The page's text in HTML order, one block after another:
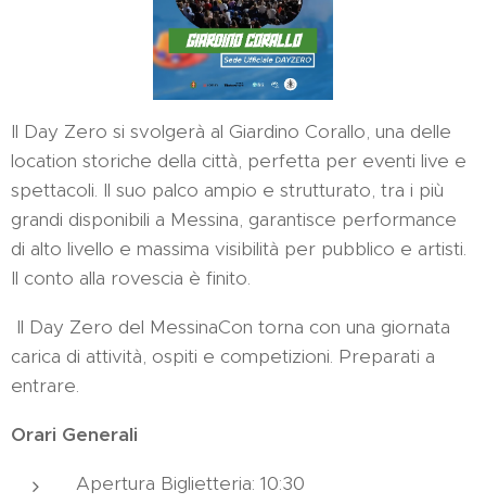
Il Day Zero si svolgerà al Giardino Corallo, una delle
location storiche della città, perfetta per eventi live e
spettacoli. Il suo palco ampio e strutturato, tra i più
grandi disponibili a Messina, garantisce performance
di alto livello e massima visibilità per pubblico e artisti.
Il conto alla rovescia è finito.
Il Day Zero del MessinaCon torna con una giornata
carica di attività, ospiti e competizioni. Preparati a
entrare.
Orari Generali
Apertura Biglietteria: 10:30